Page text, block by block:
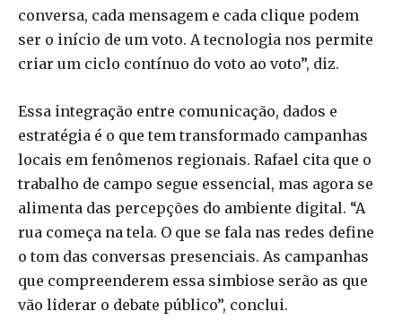
conversa, cada mensagem e cada clique podem
ser o início de um voto. A tecnologia nos permite
criar um ciclo contínuo do voto ao voto”, diz.
Essa integração entre comunicação, dados e
estratégia é o que tem transformado campanhas
locais em fenômenos regionais. Rafael cita que o
trabalho de campo segue essencial, mas agora se
alimenta das percepções do ambiente digital. “A
rua começa na tela. O que se fala nas redes define
o tom das conversas presenciais. As campanhas
que compreenderem essa simbiose serão as que
vão liderar o debate público”, conclui.